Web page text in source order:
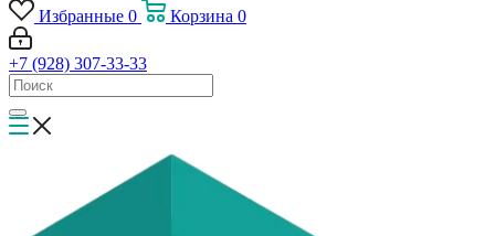
Избранные 0 Корзина 0
+7 (928) 307-33-33